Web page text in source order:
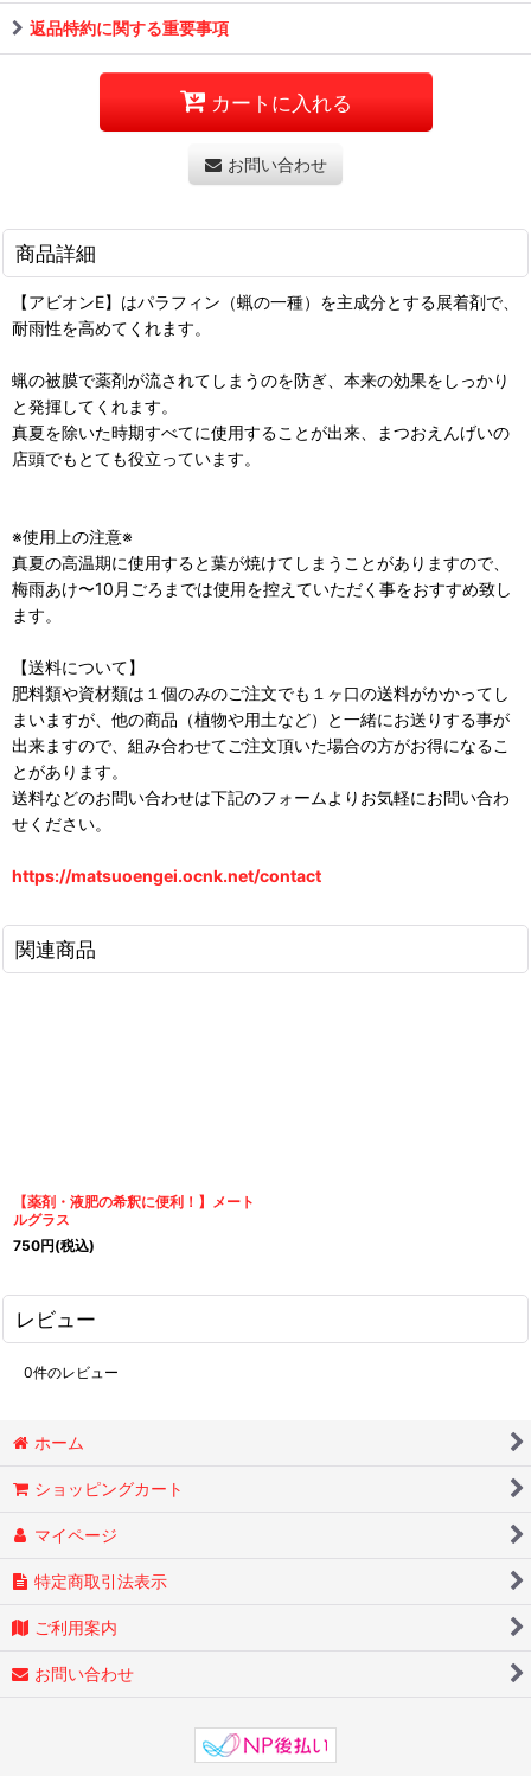
返品特約に関する重要事項
カートに入れる
お問い合わせ
商品詳細
【アビオンE】はパラフィン（蝋の一種）を主成分とする展着剤で、
耐雨性を高めてくれます。
蝋の被膜で薬剤が流されてしまうのを防ぎ、本来の効果をしっかり
と発揮してくれます。
真夏を除いた時期すべてに使用することが出来、まつおえんげいの
店頭でもとても役立っています。
※使用上の注意※
真夏の高温期に使用すると葉が焼けてしまうことがありますので、
梅雨あけ〜10月ごろまでは使用を控えていただく事をおすすめ致し
ます。
【送料について】
肥料類や資材類は１個のみのご注文でも１ヶ口の送料がかかってし
まいますが、他の商品（植物や用土など）と一緒にお送りする事が
出来ますので、組み合わせてご注文頂いた場合の方がお得になるこ
とがあります。
送料などのお問い合わせは下記のフォームよりお気軽にお問い合わ
せください。
https://matsuoengei.ocnk.net/contact
関連商品
【薬剤・液肥の希釈に便利！】メート
ルグラス
750円(税込)
レビュー
0件のレビュー
ホーム
ショッピングカート
マイページ
特定商取引法表示
ご利用案内
お問い合わせ